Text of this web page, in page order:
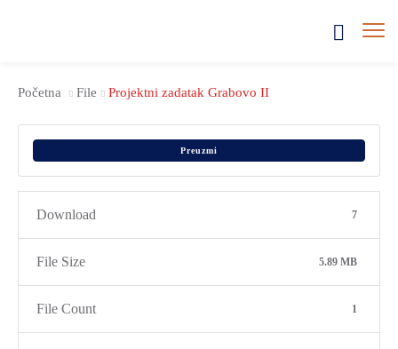
Početna File Projektni zadatak Grabovo II
Preuzmi
Download 7
File Size 5.89 MB
File Count 1